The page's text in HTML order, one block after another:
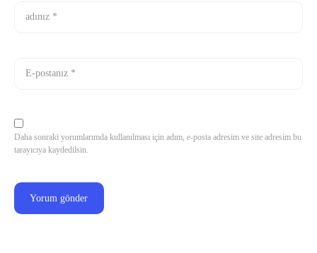
Daha sonraki yorumlarımda kullanılması için adım, e-posta adresim ve site adresim bu
tarayıcıya kaydedilsin.